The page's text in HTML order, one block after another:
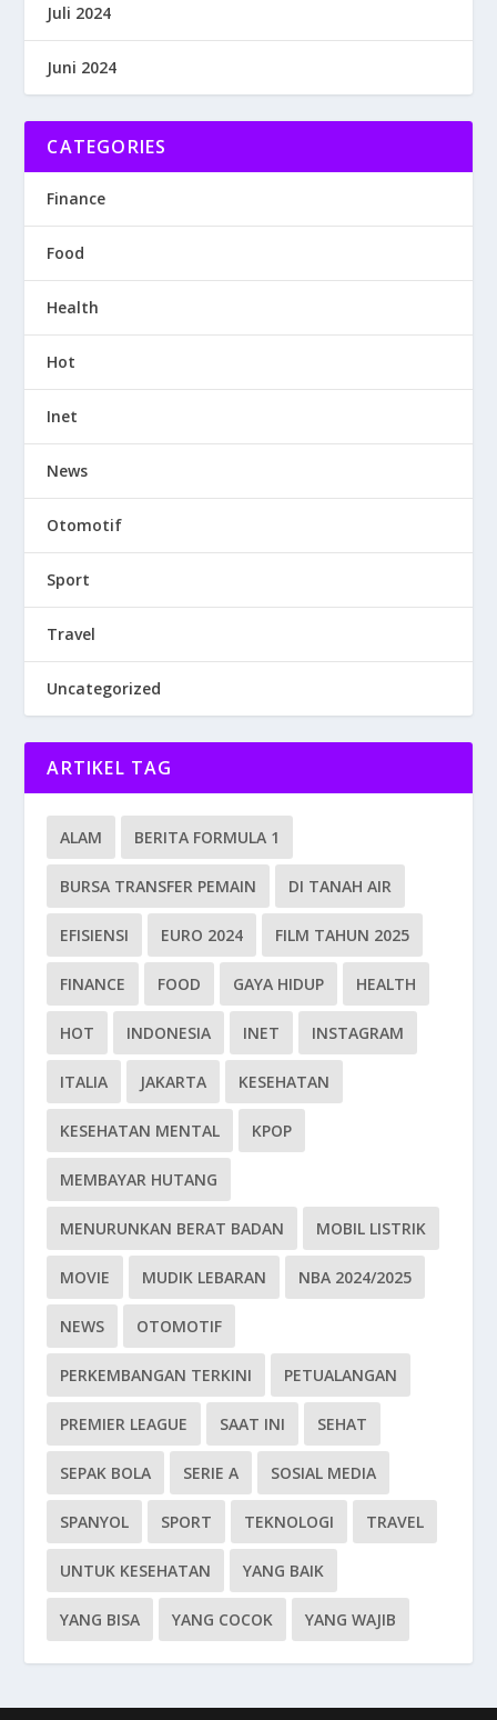
Juli 2024
Juni 2024
CATEGORIES
Finance
Food
Health
Hot
Inet
News
Otomotif
Sport
Travel
Uncategorized
ARTIKEL TAG
ALAM BERITA FORMULA 1
BURSA TRANSFER PEMAIN DI TANAH AIR
EFISIENSI EURO 2024 FILM TAHUN 2025
FINANCE FOOD GAYA HIDUP HEALTH
HOT INDONESIA INET INSTAGRAM
ITALIA JAKARTA KESEHATAN
KESEHATAN MENTAL KPOP
MEMBAYAR HUTANG
MENURUNKAN BERAT BADAN MOBIL LISTRIK
MOVIE MUDIK LEBARAN NBA 2024/2025
NEWS OTOMOTIF
PERKEMBANGAN TERKINI PETUALANGAN
PREMIER LEAGUE SAAT INI SEHAT
SEPAK BOLA SERIE A SOSIAL MEDIA
SPANYOL SPORT TEKNOLOGI TRAVEL
UNTUK KESEHATAN YANG BAIK
YANG BISA YANG COCOK YANG WAJIB